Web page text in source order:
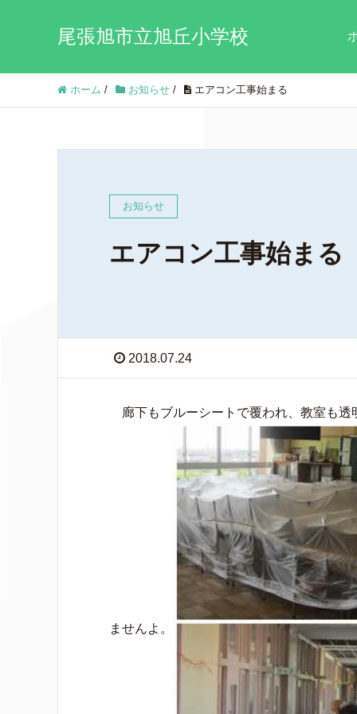
尾張旭市立旭丘小学校
ホーム / お知らせ / エアコン工事始まる
お知らせ
エアコン工事始まる
2018.07.24
廊下もブルーシートで覆われ、教室も透
ませんよ。